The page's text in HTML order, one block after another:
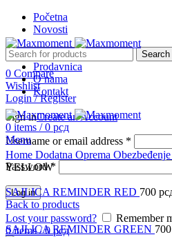
Početna
Novosti
Search
0 Compare
Wishlist
Login / Register
Sign inCreate an Account
Username or email address *
Password*
Log in
Lost your password?
Remember
0items / 0рсд
Prodavnica
O nama
Kontakt
0 items / 0 рсд
Menu
Click to enlarge
Home Dodatna Oprema Obezbeđenje
YELLOW
SAJLICA REMINDER RED 700
Back to products
SAJLICA REMINDER GREEN 700